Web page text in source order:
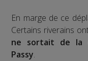
En marge de ce
Certains riverains
ne sortait de la
Passy.